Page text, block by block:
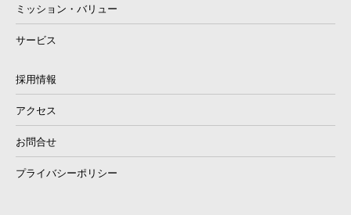
ミッション・バリュー
サービス
採用情報
アクセス
お問合せ
プライバシーポリシー